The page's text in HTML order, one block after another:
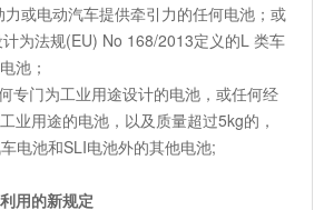
或电动汽车提供牵引力的任何电池；或
为法规(EU) No 168/2013定义的L 类车
池；
专门为工业用途设计的电池，或任何经
业用途的电池，以及质量超过5kg的，
电池和SLI电池外的其他电池;
用的新规定